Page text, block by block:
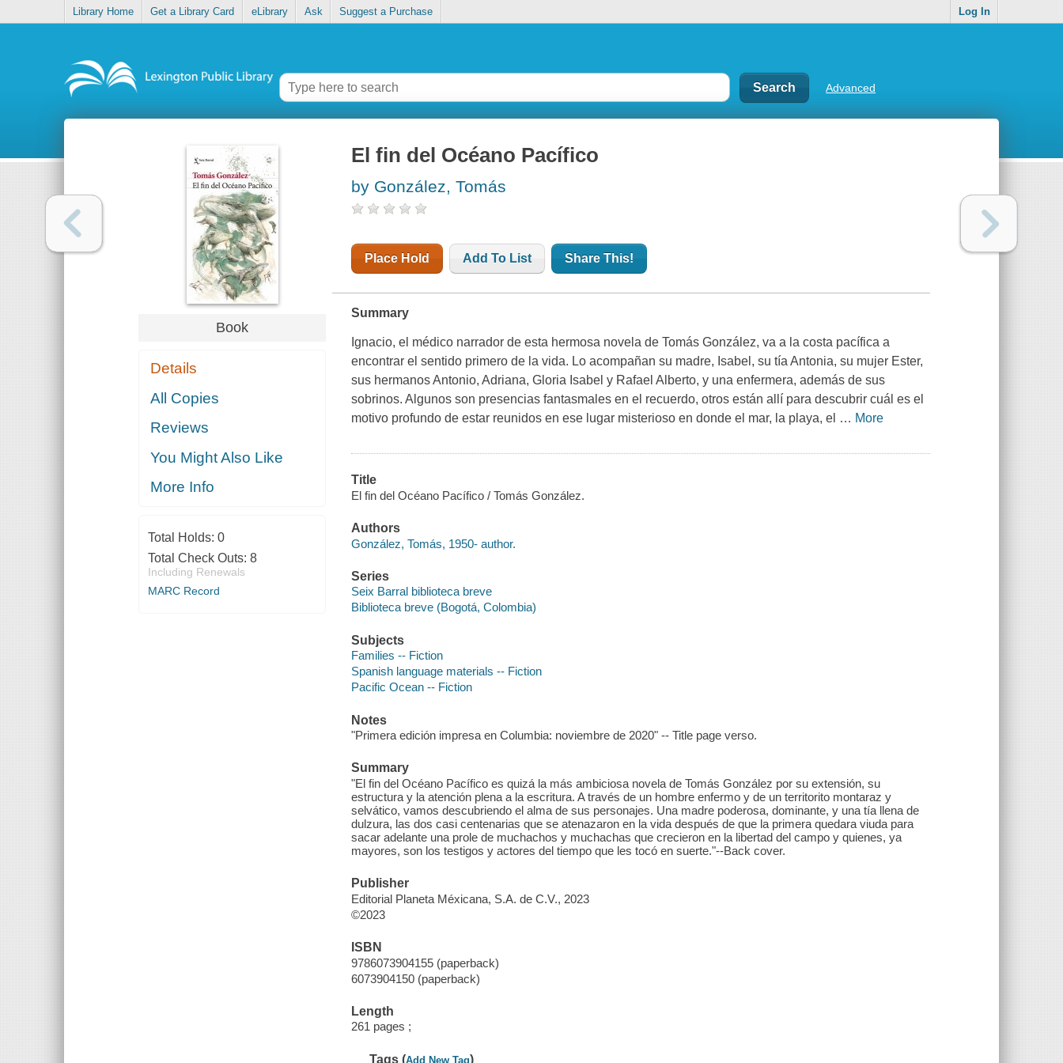
Library Home Get a Library Card eLibrary Ask Suggest a Purchase Log In
Advanced
Book
Details
All Copies
Reviews
You Might Also Like
More Info
Total Holds: 0
Total Check Outs: 8
Including Renewals
MARC Record
El fin del Océano Pacífico
by González, Tomás
Place Hold Add To List Share This!
Summary
Ignacio, el médico narrador de esta hermosa novela de Tomás González, va a la costa pacífica a
encontrar el sentido primero de la vida. Lo acompañan su madre, Isabel, su tía Antonia, su mujer Ester,
sus hermanos Antonio, Adriana, Gloria Isabel y Rafael Alberto, y una enfermera, además de sus
sobrinos. Algunos son presencias fantasmales en el recuerdo, otros están allí para descubrir cuál es el
motivo profundo de estar reunidos en ese lugar misterioso en donde el mar, la playa, el … More
Title
El fin del Océano Pacífico / Tomás González.
Authors
González, Tomás, 1950- author.
Series
Seix Barral biblioteca breve
Biblioteca breve (Bogotá, Colombia)
Subjects
Families -- Fiction
Spanish language materials -- Fiction
Pacific Ocean -- Fiction
Notes
"Primera edición impresa en Columbia: noviembre de 2020" -- Title page verso.
Summary
"El fin del Océano Pacífico es quizá la más ambiciosa novela de Tomás González por su extensión, su
estructura y la atención plena a la escritura. A través de un hombre enfermo y de un territorito montaraz y
selvático, vamos descubriendo el alma de sus personajes. Una madre poderosa, dominante, y una tía llena de
dulzura, las dos casi centenarias que se atenazaron en la vida después de que la primera quedara viuda para
sacar adelante una prole de muchachos y muchachas que crecieron en la libertad del campo y quienes, ya
mayores, son los testigos y actores del tiempo que les tocó en suerte."--Back cover.
Publisher
Editorial Planeta Méxicana, S.A. de C.V., 2023
©2023
ISBN
9786073904155 (paperback)
6073904150 (paperback)
Length
261 pages ;
Tags (Add New Tag)